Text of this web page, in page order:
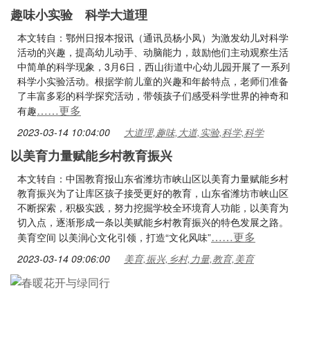
趣味小实验 科学大道理
本文转自：鄂州日报本报讯（通讯员杨小凤）为激发幼儿对科学
活动的兴趣，提高幼儿动手、动脑能力，鼓励他们主动观察生活
中简单的科学现象，3月6日，西山街道中心幼儿园开展了一系列
科学小实验活动。根据学前儿童的兴趣和年龄特点，老师们准备
了丰富多彩的科学探究活动，带领孩子们感受科学世界的神奇和
有趣……更多
2023-03-14 10:04:00 大道理,趣味,大道,实验,科学,科学
以美育力量赋能乡村教育振兴
本文转自：中国教育报山东省潍坊市峡山区以美育力量赋能乡村
教育振兴为了让库区孩子接受更好的教育，山东省潍坊市峡山区
不断探索，积极实践，努力挖掘学校全环境育人功能，以美育为
切入点，逐渐形成一条以美赋能乡村教育振兴的特色发展之路。
美育空间 以美润心文化引领，打造“文化风味”……更多
2023-03-14 09:06:00 美育,振兴,乡村,力量,教育,美育